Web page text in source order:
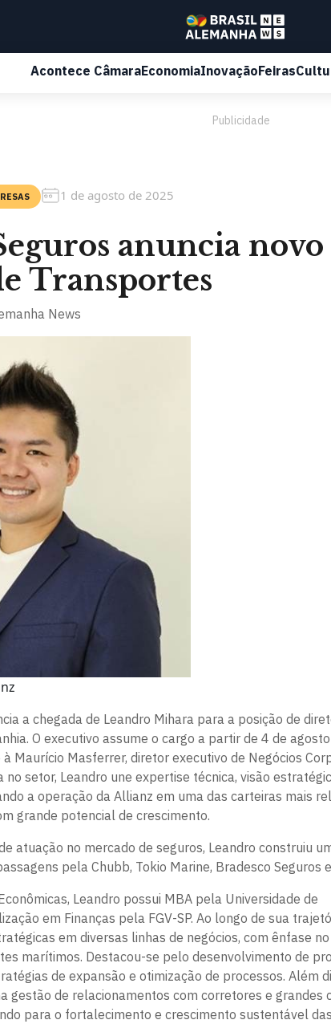
Acontece CâmaraEconomiaInovaçãoFeiras
Publicidade
1 de agosto de 2025
anuncia novo
Transportes
News
a chegada de Leandro Mihara para a posição de
O executivo assume o cargo a partir de 4 de
Maurício Masferrer, diretor executivo de Negócios
no setor, Leandro une expertise técnica, visão
a operação da Allianz em uma das carteiras mais
grande potencial de crescimento.
atuação no mercado de seguros, Leandro construiu
pela Chubb, Tokio Marine, Bradesco Seguros
Leandro possui MBA pela Universidade de
em Finanças pela FGV-SP. Ao longo de sua
em diversas linhas de negócios, com ênfase no
marítimos. Destacou-se pelo desenvolvimento de
de expansão e otimização de processos. Além
gestão de relacionamentos com corretores e grandes
para o fortalecimento e crescimento sustentável das